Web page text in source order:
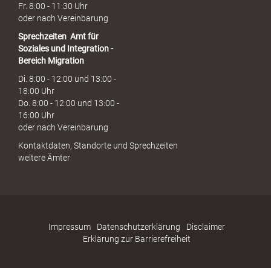
Fr. 8:00 - 11:30 Uhr
oder nach Vereinbarung
Sprechzeiten Amt für
Soziales und Integration -
Bereich Migration
Di. 8:00 - 12:00 und 13:00 -
18:00 Uhr
Do. 8:00 - 12:00 und 13:00 -
16:00 Uhr
oder nach Vereinbarung
Kontaktdaten, Standorte und Sprechzeiten
weitere Ämter
Impressum Datenschutzerklärung
Disclaimer
Erklärung zur Barrierefreiheit